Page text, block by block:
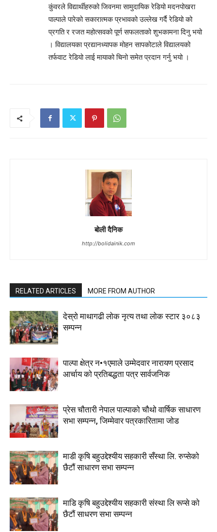
कुंवरले विद्यार्थीहरुको जिवनमा सामुदायिक रेडियो मदनपोखरा
पाल्पाले पारेको सकारात्मक प्रभावको उल्लेख गर्दै रेडियो को
प्रगति र रजत महोत्सवको पूर्ण सफलताको शुभकामना दिनु भयो
। विद्यालयका प्रद्यानध्यापक मोहन सापकोटाले विद्यालयको
तर्फवाट रेडियो लाई मायाको चिनो समेत प्रदान गर्नु भयो ।
बोली दैनिक
http://bolidainik.com
RELATED ARTICLES MORE FROM AUTHOR
देस्राे माथागढी लाेक नृत्य तथा लाेक स्टार ३०८३
सम्पन्न
पाल्पा क्षेत्र न•१एमाले उम्मेदवार नारायण प्रसाद
आर्चाय काे प्रतिबद्धता पत्र सार्वजनिक
प्रेस चौतारी नेपाल पाल्पाको चौथो वार्षिक साधारण
सभा सम्पन्न, जिम्मेवार पत्रकारितामा जोड
माडी कृषि बहुउद्देश्यीय सहकारी सँस्था लि. रुप्सेको
छैटाैं साधारण सभा सम्पन्न
माडि कृषि बहुउद्देश्यीय सहकारी संस्था लि रूप्से काे
छैटाैं साधरण सभा सम्पन्न